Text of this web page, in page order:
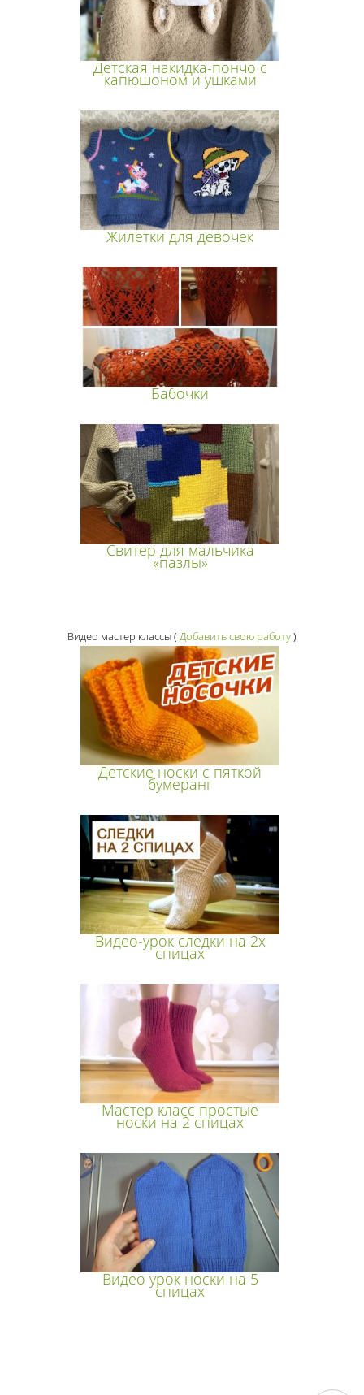
Детская накидка-пончо с
капюшоном и ушками
Жилетки для девочек
Бабочки
Свитер для мальчика
«пазлы»
Видео мастер классы( Добавить свою работу)
Детские носки с пяткой
бумеранг
Видео-урок следки на 2х
спицах
Мастер класс простые
носки на 2 спицах
Видео урок носки на 5
спицах